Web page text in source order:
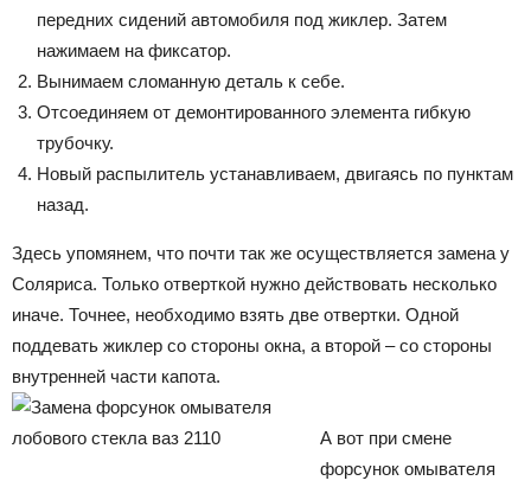
передних сидений автомобиля под жиклер. Затем
нажимаем на фиксатор.
Вынимаем сломанную деталь к себе.
Отсоединяем от демонтированного элемента гибкую
трубочку.
Новый распылитель устанавливаем, двигаясь по пунктам
назад.
Здесь упомянем, что почти так же осуществляется замена у
Соляриса. Только отверткой нужно действовать несколько
иначе. Точнее, необходимо взять две отвертки. Одной
поддевать жиклер со стороны окна, а второй – со стороны
внутренней части капота.
А вот при смене
форсунок омывателя